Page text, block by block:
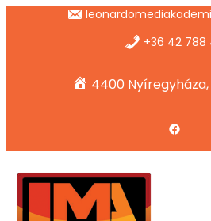
+36 42 788
4400 Nyíregyháza,
Facebook